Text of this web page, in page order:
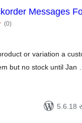
Messages
(0કુલ
રેટિંગ્સ
)
or variation a
but no stock until Jan …
5.6.18